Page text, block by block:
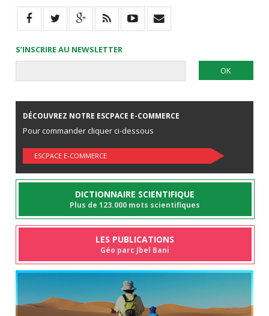
S’INSCRIRE AU NEWSLETTER
DÉCOUVREZ NOTRE ESCPACE E-COMMERCE
Pour commander cliquer ci-dessous
ESCPACE E-COMMERCE
DICTIONNAIRE SCIENTIFIQUE
Plus de 123.000 mots scientifiques
LES PUBLICATIONS
Géo parc Jbel Bani